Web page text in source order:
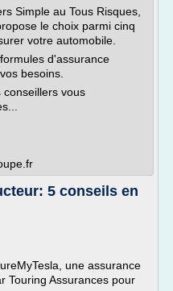
Simple au Tous Risques,
le choix parmi cinq
votre automobile.
d'assurance
besoins.
conseillers vous
5 conseils en
une assurance
Touring Assurances pour